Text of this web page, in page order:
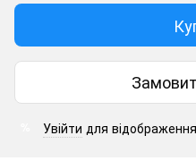
Увійти для